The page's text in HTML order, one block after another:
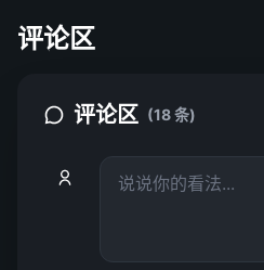
评论区
评论区 (18 条)